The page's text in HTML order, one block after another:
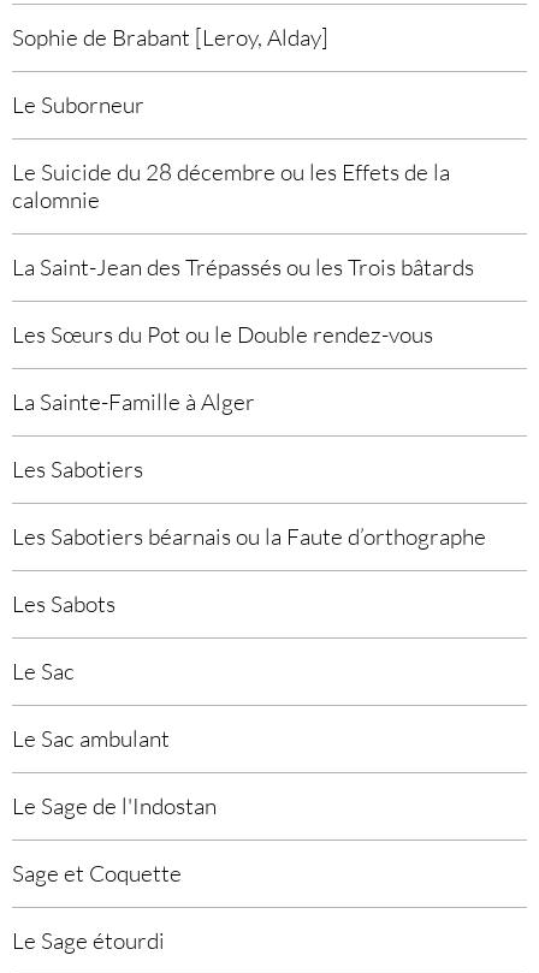
Sophie de Brabant [Leroy, Alday]
Le Suborneur
Le Suicide du 28 décembre ou les Effets de la
calomnie
La Saint-Jean des Trépassés ou les Trois bâtards
Les Sœurs du Pot ou le Double rendez-vous
La Sainte-Famille à Alger
Les Sabotiers
Les Sabotiers béarnais ou la Faute d’orthographe
Les Sabots
Le Sac
Le Sac ambulant
Le Sage de l'Indostan
Sage et Coquette
Le Sage étourdi